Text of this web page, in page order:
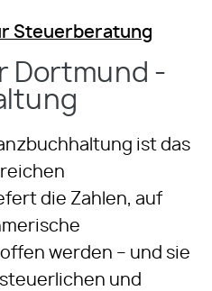
Steuerberatung
Dortmund -
ist das
die Zahlen, auf
werden – und sie
und